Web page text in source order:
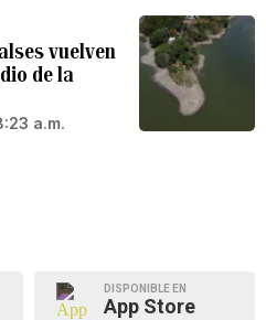
vuelven
de la
a.m.
DISPONIBLE EN
App Store